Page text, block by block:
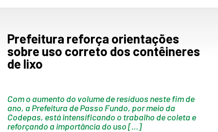
Prefeitura reforça orientações
sobre uso correto dos contêineres
de lixo
Com o aumento do volume de resíduos neste fim de
ano, a Prefeitura de Passo Fundo, por meio da
Codepas, está intensificando o trabalho de coleta e
reforçando a importância do uso […]